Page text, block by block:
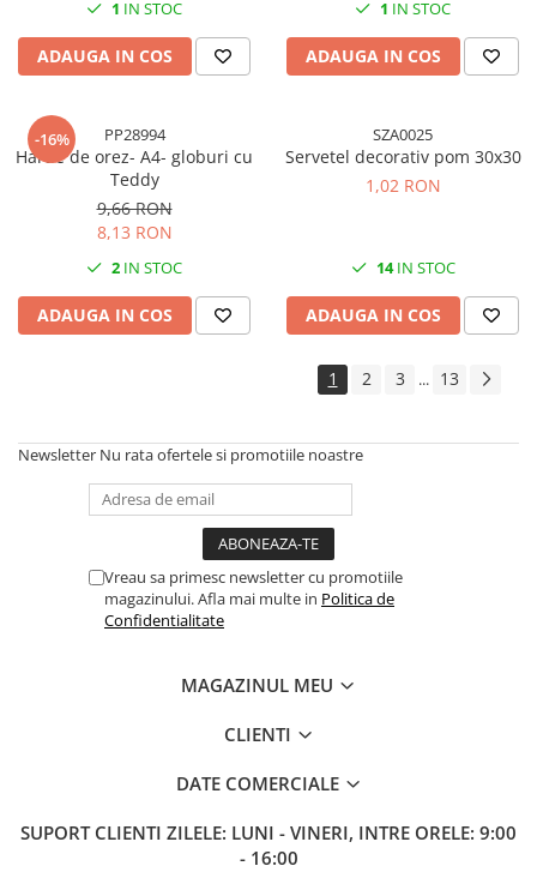
1 IN STOC
ADAUGA IN COS
1 IN STOC
ADAUGA IN COS
-16% PP28994
Hartie de orez- A4- globuri cu
Teddy
9,66 RON
8,13 RON
2 IN STOC
ADAUGA IN COS
SZA0025
Servetel decorativ pom 30x30
1,02 RON
14IN STOC
ADAUGA IN COS
1 2 3 ... 13
Newsletter Nu rata ofertele si promotiile noastre
Vreau sa primesc newsletter cu promotiile
magazinului. Afla mai multe in Politica de
Confidentialitate
MAGAZINUL MEU
CLIENTI
DATE COMERCIALE
SUPORT CLIENTI ZILELE: LUNI - VINERI, INTRE ORELE: 9:00
- 16:00